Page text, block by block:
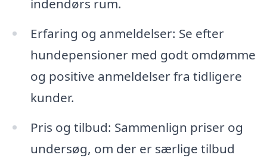
indendørs rum.
Erfaring og anmeldelser: Se efter
hundepensioner med godt omdømme
og positive anmeldelser fra tidligere
kunder.
Pris og tilbud: Sammenlign priser og
undersøg, om der er særlige tilbud